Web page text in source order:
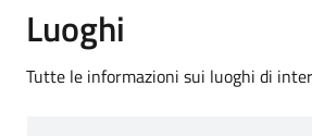
Luoghi
Tutte le informazioni sui luoghi di